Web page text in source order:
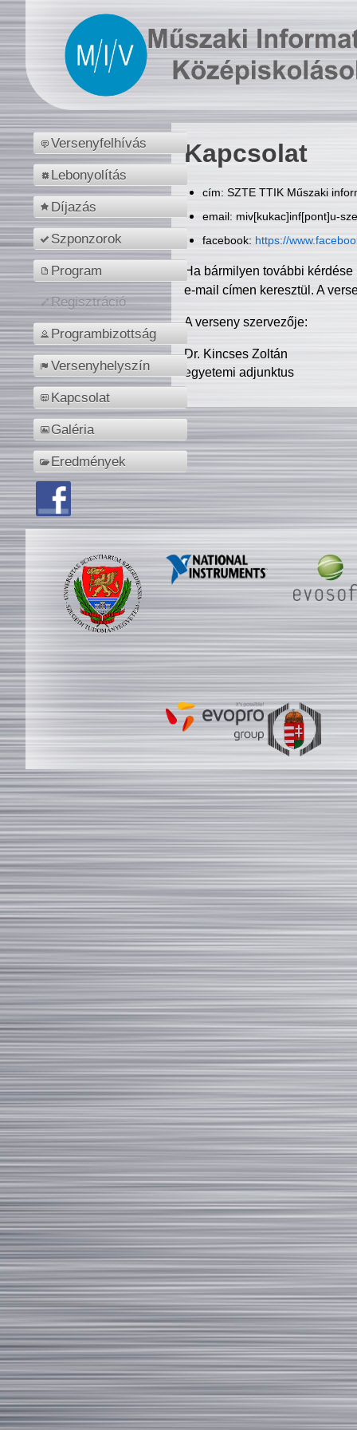
Versenyfelhívás
Lebonyolítás
Díjazás
Szponzorok
Program
Regisztráció
Programbizottság
Versenyhelyszín
Kapcsolat
Galéria
Eredmények
Kapcsolat
cím: SZTE TTIK Műszaki
email: miv[kukac]inf[pont]u-
facebook: https://
Ha bármilyen további
e-mail címen keresztül. A
A verseny szervezője:
Dr. Kincses Zoltán
egyetemi adjunktus